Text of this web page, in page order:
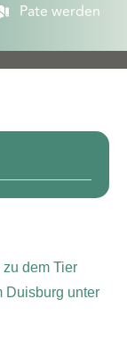
Pate werden
dem Tier
Duisburg unter